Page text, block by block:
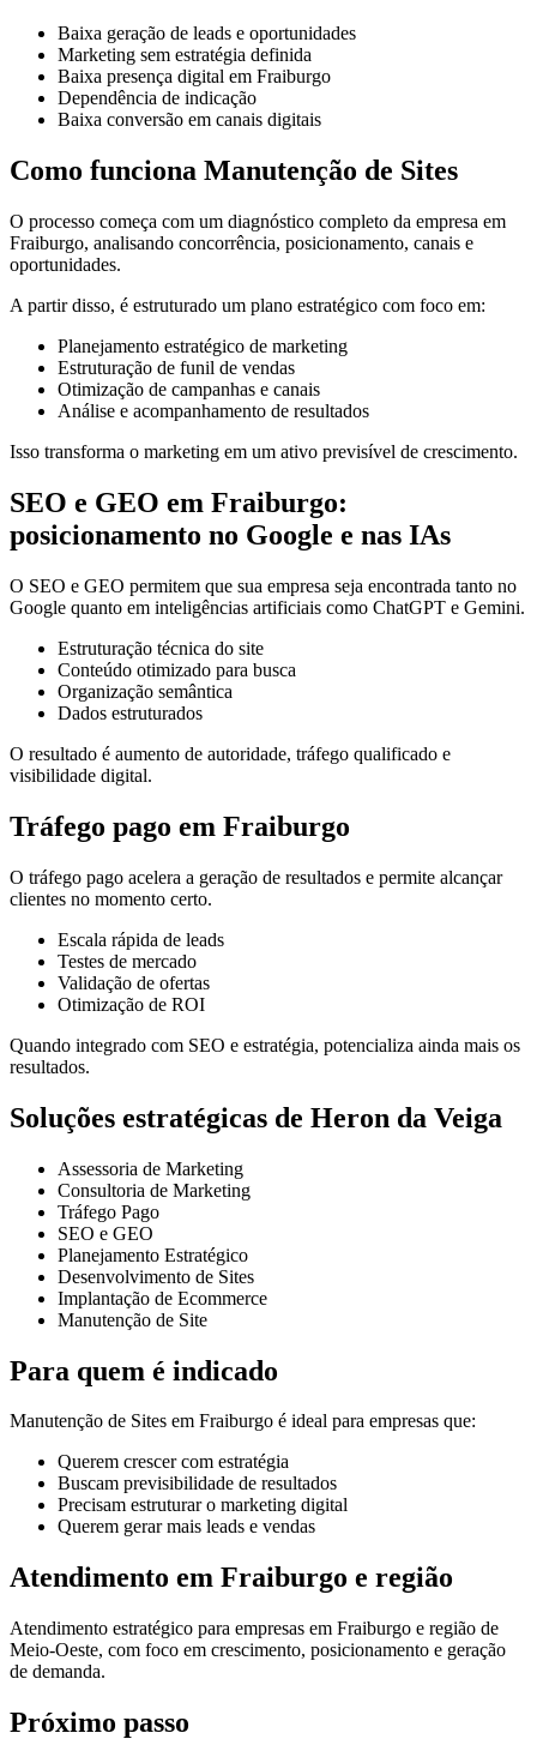
Baixa geração de leads e oportunidades
Marketing sem estratégia definida
Baixa presença digital em Fraiburgo
Dependência de indicação
Baixa conversão em canais digitais
Como funciona Manutenção de Sites
O processo começa com um diagnóstico completo da empresa em
Fraiburgo, analisando concorrência, posicionamento, canais e
oportunidades.
A partir disso, é estruturado um plano estratégico com foco em:
Planejamento estratégico de marketing
Estruturação de funil de vendas
Otimização de campanhas e canais
Análise e acompanhamento de resultados
Isso transforma o marketing em um ativo previsível de crescimento.
SEO e GEO em Fraiburgo:
posicionamento no Google e nas IAs
O SEO e GEO permitem que sua empresa seja encontrada tanto no
Google quanto em inteligências artificiais como ChatGPT e Gemini.
Estruturação técnica do site
Conteúdo otimizado para busca
Organização semântica
Dados estruturados
O resultado é aumento de autoridade, tráfego qualificado e
visibilidade digital.
Tráfego pago em Fraiburgo
O tráfego pago acelera a geração de resultados e permite alcançar
clientes no momento certo.
Escala rápida de leads
Testes de mercado
Validação de ofertas
Otimização de ROI
Quando integrado com SEO e estratégia, potencializa ainda mais os
resultados.
Soluções estratégicas de Heron da Veiga
Assessoria de Marketing
Consultoria de Marketing
Tráfego Pago
SEO e GEO
Planejamento Estratégico
Desenvolvimento de Sites
Implantação de Ecommerce
Manutenção de Site
Para quem é indicado
Manutenção de Sites em Fraiburgo é ideal para empresas que:
Querem crescer com estratégia
Buscam previsibilidade de resultados
Precisam estruturar o marketing digital
Querem gerar mais leads e vendas
Atendimento em Fraiburgo e região
Atendimento estratégico para empresas em Fraiburgo e região de
Meio-Oeste, com foco em crescimento, posicionamento e geração
de demanda.
Próximo passo